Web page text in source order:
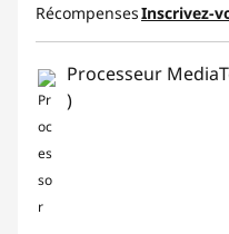
RécompensesInscrivez-
Processeur
)